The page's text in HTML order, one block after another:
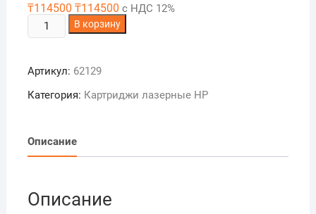
₸114500 ₸114500 с НДС 12%
Количество
товара
HP
507X
В корзину
Артикул: 62129
Категория: Картриджи лазерные HP
Описание
Описание